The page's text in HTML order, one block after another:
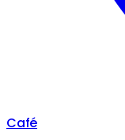
Café